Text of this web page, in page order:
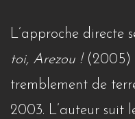
L’approche directe
toi, Arezou !(2005)
tremblement de
2003. L’auteur suit